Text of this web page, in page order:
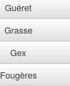
Guéret
Grasse
Gex
Fougères